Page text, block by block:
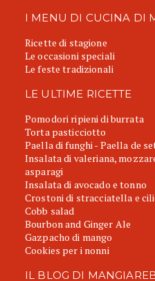
I MENU DI CUCINA DI
Ricette di stagione
Le occasioni speciali
Le feste tradizionali
LE ULTIME RICETTE
Pomodori ripieni di burrata
Torta pasticciotto
Paella di funghi - Paella de
Insalata di valeriana,
asparagi
Insalata di avocado e tonno
Crostoni di stracciatella e
Cobb salad
Bourbon and Ginger Ale
Gazpacho di mango
Cookies per i nonni
IL BLOG DI